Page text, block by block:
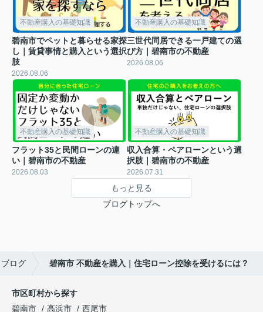
不動産購入の基礎知識
碧南市でペットと暮らせる家探
し｜賃貸事情と購入という選択
肢
2026.08.06
不動産購入の基礎知識
三世代同居できる一戸建ての選
び方｜碧南市の不動産
2026.08.06
不動産購入の基礎知識
フラット35と民間ローンの違
い｜碧南市の不動産
2026.08.03
不動産購入の基礎知識
収入合算・ペアローンという選
択肢｜碧南市の不動産
2026.07.31
もっと見る
ブログトップへ
ブログ 碧南市 不動産を購入｜住宅ローン控除を受けるには？
市区町村から探す
碧南市
高浜市
西尾市